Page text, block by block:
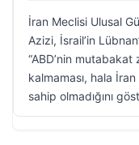
İran Meclisi Ulusal
Azizi, İsrail’in
“ABD’nin mutabakat
kalmaması, hala
sahip olmadığını